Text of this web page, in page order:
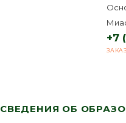
+7
СВЕДЕНИЯ ОБ